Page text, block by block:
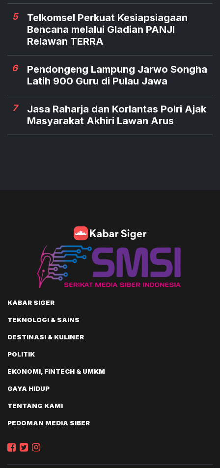
5
Telkomsel Perkuat Kesiapsiagaan
Bencana melalui Gladian PANJI
Relawan TERRA
6
Pendongeng Lampung Jarwo Songha
Latih 900 Guru di Pulau Jawa
7
Jasa Raharja dan Korlantas Polri Ajak
Masyarakat Akhiri Lawan Arus
KABAR SIGER
TEKNOLOGI & SAINS
DESTINASI & KULINER
POLITIK
EKONOMI, FINTECH & UMKM
GAYA HIDUP
TENTANG KAMI
PEDOMAN MEDIA SIBER